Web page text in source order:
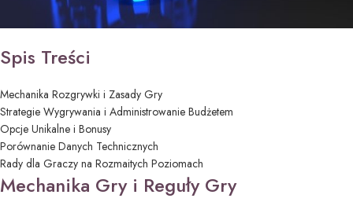
Spis Treści
Mechanika Rozgrywki i Zasady Gry
Strategie Wygrywania i Administrowanie Budżetem
Opcje Unikalne i Bonusy
Porównanie Danych Technicznych
Rady dla Graczy na Rozmaitych Poziomach
Mechanika Gry i Reguły Gry